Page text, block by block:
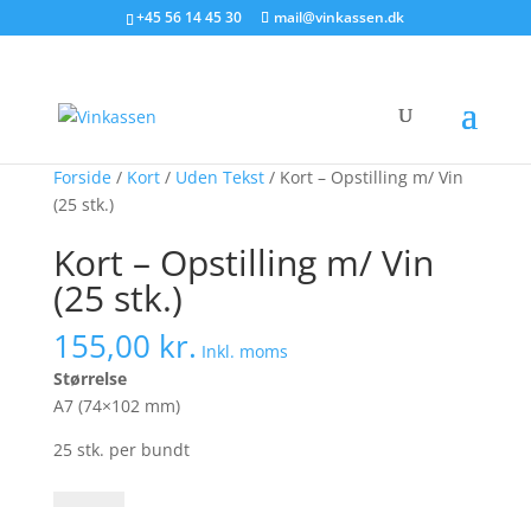
+45 56 14 45 30 mail@vinkassen.dk
Søg produkter - start med at skrive
Forside/ Kort/ Uden Tekst/ Kort – Opstilling m/ Vin
(25 stk.)
Kort – Opstilling m/ Vin
(25 stk.)
155,00 kr. Inkl. moms
Størrelse
A7 (74×102 mm)
25 stk. per bundt